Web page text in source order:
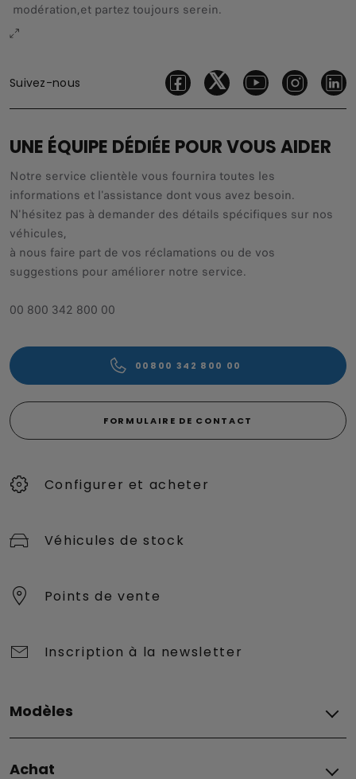
modération,et partez toujours serein.
Suivez-nous
UNE ÉQUIPE DÉDIÉE POUR VOUS AIDER
Notre service clientèle vous fournira toutes les
informations et l'assistance dont vous avez besoin.
N'hésitez pas à demander des détails spécifiques sur nos
véhicules,
à nous faire part de vos réclamations ou de vos
suggestions pour améliorer notre service.
00 800 342 800 00
00800 342 800 00
FORMULAIRE DE CONTACT
Configurer et acheter
Véhicules de stock
Points de vente
Inscription à la newsletter
Modèles
Grizzly
Achat